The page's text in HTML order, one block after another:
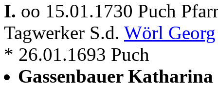
I. oo 15.01.1730 Puch
Tagwerker S.d. Wörl Georg
* 26.01.1693 Puch
Gassenbauer Katharina